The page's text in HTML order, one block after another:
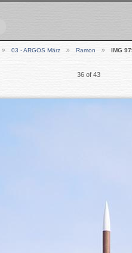
03 - ARGOS März Ramon IMG
36 of 43